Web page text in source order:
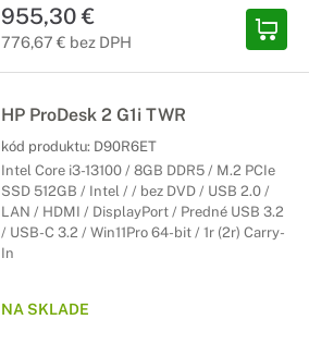
955,30 €
776,67 € bez DPH
HP ProDesk 2 G1i TWR
kód produktu: D90R6ET
Intel Core i3-13100 / 8GB DDR5 / M.2 PCIe
SSD 512GB / Intel / / bez DVD / USB 2.0 /
LAN / HDMI / DisplayPort / Predné USB 3.2
/ USB-C 3.2 / Win11Pro 64-bit / 1r (2r) Carry-
In
NA SKLADE